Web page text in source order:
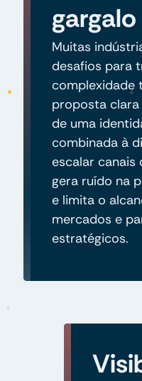
gargalo
Muitas
desafios para
complexidade
proposta clara
de uma
combinada à
escalar canais
gera ruído na
e limita o
mercados e
estratégicos.